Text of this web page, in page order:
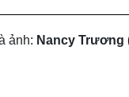
ảnh: Nancy Trương